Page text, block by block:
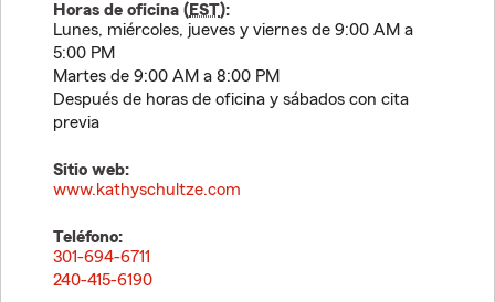
Horas de oficina (EST):
Lunes, miércoles, jueves y viernes de 9:00 AM a
5:00 PM
Martes de 9:00 AM a 8:00 PM
Después de horas de oficina y sábados con cita
previa
Sitio web:
www.kathyschultze.com
Teléfono:
301-694-6711
240-415-6190